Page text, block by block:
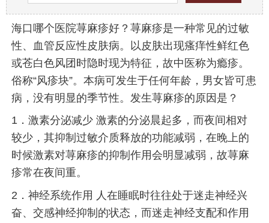
海口哪个医院荨麻疹好？荨麻疹是一种常见的过敏
性、血管反应性皮肤病。以皮肤出现瘙痒性鲜红色
或苍白色风团时隐时现为特征，故中医称为瘾疹。
俗称“风疹块”。本病可发生于任何年龄，男女皆可患
病，没有明显的季节性。发生荨麻疹的原因是？
1．激素分泌减少 激素的分泌晨起多，而夜间相对
较少，其抑制过敏介质释放的功能减弱，在晚上的
时候激素对荨麻疹的抑制作用会明显减弱，故荨麻
疹常在夜间重。
2．神经系统作用 人在睡眠时往往处于迷走神经兴
奋、交感神经抑制的状态，而迷走神经支配和作用